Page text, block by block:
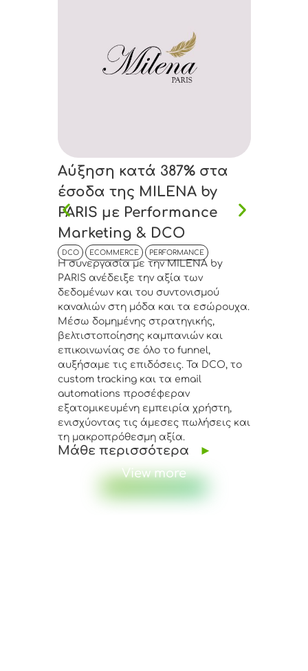
Αύξηση κατά 387% στα
έσοδα της MILENA by
PARIS με Performance
Marketing & DCO
DCO ECOMMERCE PERFORMANCE
Η συνεργασία με την MILENA by
PARIS ανέδειξε την αξία των
δεδομένων και του συντονισμού
καναλιών στη μόδα και τα εσώρουχα.
Μέσω δομημένης στρατηγικής,
βελτιστοποίησης καμπανιών και
επικοινωνίας σε όλο το funnel,
αυξήσαμε τις επιδόσεις. Τα DCO, το
custom tracking και τα email
automations προσέφεραν
εξατομικευμένη εμπειρία χρήστη,
ενισχύοντας τις άμεσες πωλήσεις και
τη μακροπρόθεσμη αξία.
Μάθε περισσότερα ►
View more